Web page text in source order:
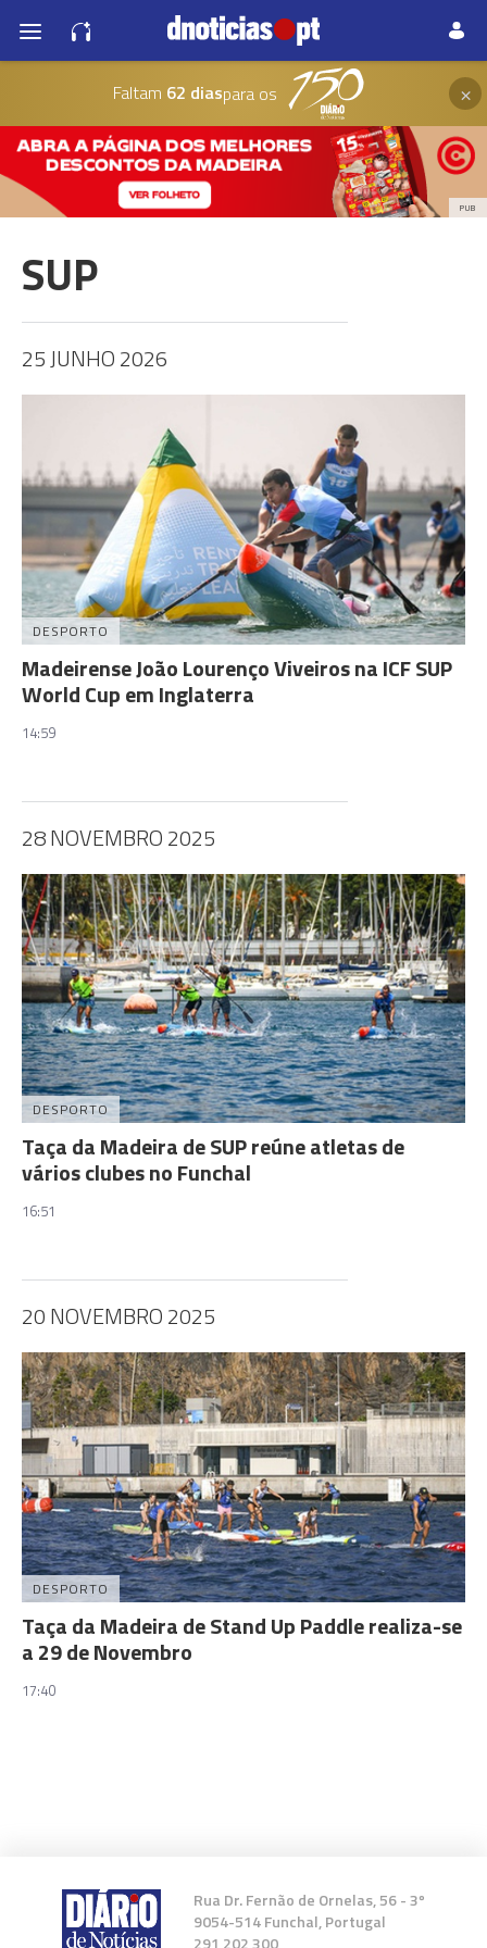
Faltam 62 diaspara os ×
PUB
SUP
25 JUNHO 2026
DESPORTO
Madeirense João Lourenço Viveiros na ICF SUP
World Cup em Inglaterra
14:59
28 NOVEMBRO 2025
DESPORTO
Taça da Madeira de SUP reúne atletas de
vários clubes no Funchal
16:51
20 NOVEMBRO 2025
DESPORTO
Taça da Madeira de Stand Up Paddle realiza-se
a 29 de Novembro
17:40
Rua Dr. Fernão de Ornelas, 56 - 3º
9054-514 Funchal, Portugal
291 202 300